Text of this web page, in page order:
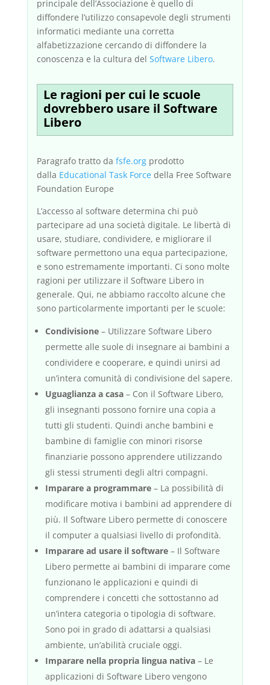
principale dell’Associazione è quello di
diffondere l’utilizzo consapevole degli strumenti
informatici mediante una corretta
alfabetizzazione cercando di diffondere la
conoscenza e la cultura del Software Libero.
Le ragioni per cui le scuole
dovrebbero usare il Software
Libero
Paragrafo tratto da fsfe.orgprodotto
dalla Educational Task Forcedella Free Software
Foundation Europe
L’accesso al software determina chi può
partecipare ad una società digitale. Le libertà di
usare, studiare, condividere, e migliorare il
software permettono una equa partecipazione,
e sono estremamente importanti. Ci sono molte
ragioni per utilizzare il Software Libero in
generale. Qui, ne abbiamo raccolto alcune che
sono particolarmente importanti per le scuole:
Condivisione – Utilizzare Software Libero
permette alle suole di insegnare ai bambini a
condividere e cooperare, e quindi unirsi ad
un’intera comunità di condivisione del sapere.
Uguaglianza a casa – Con il Software Libero,
gli insegnanti possono fornire una copia a
tutti gli studenti. Quindi anche bambini e
bambine di famiglie con minori risorse
finanziarie possono apprendere utilizzando
gli stessi strumenti degli altri compagni.
Imparare a programmare – La possibilità di
modificare motiva i bambini ad apprendere di
più. Il Software Libero permette di conoscere
il computer a qualsiasi livello di profondità.
Imparare ad usare il software – Il Software
Libero permette ai bambini di imparare come
funzionano le applicazioni e quindi di
comprendere i concetti che sottostanno ad
un’intera categoria o tipologia di software.
Sono poi in grado di adattarsi a qualsiasi
ambiente, un’abilità cruciale oggi.
Imparare nella propria lingua nativa – Le
applicazioni di Software Libero vengono